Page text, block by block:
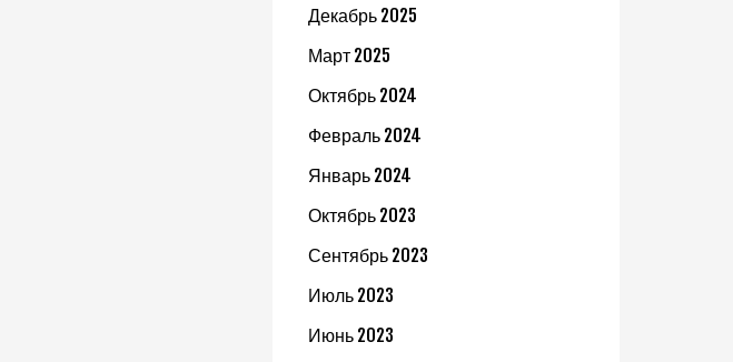
Декабрь 2025
Март 2025
Октябрь 2024
Февраль 2024
Январь 2024
Октябрь 2023
Сентябрь 2023
Июль 2023
Июнь 2023